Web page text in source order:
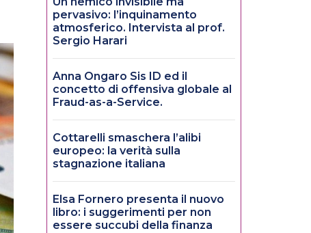
pervasivo: l’inquinamento
atmosferico. Intervista al prof.
Sergio Harari
Anna Ongaro Sis ID ed il
concetto di offensiva globale al
Fraud-as-a-Service.
Cottarelli smaschera l’alibi
europeo: la verità sulla
stagnazione italiana
Elsa Fornero presenta il nuovo
libro: i suggerimenti per non
essere succubi della finanza